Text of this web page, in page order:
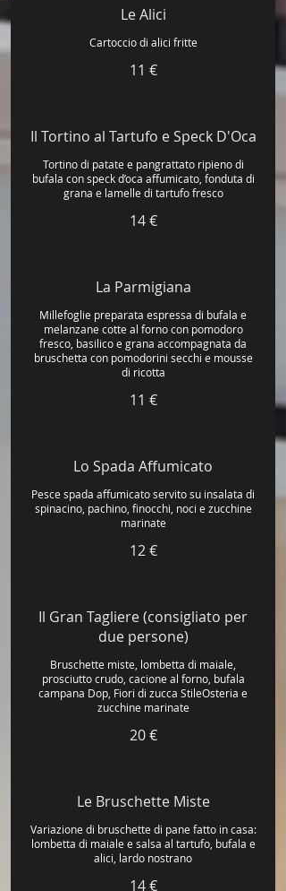
Le Alici
Cartoccio di alici fritte
11 €
Il Tortino al Tartufo e Speck D'Oca
Tortino di patate e pangrattato ripieno di
bufala con speck d’oca affumicato, fonduta di
grana e lamelle di tartufo fresco
14 €
La Parmigiana
Millefoglie preparata espressa di bufala e
melanzane cotte al forno con pomodoro
fresco, basilico e grana accompagnata da
bruschetta con pomodorini secchi e mousse
di ricotta
11 €
Lo Spada Affumicato
Pesce spada affumicato servito su insalata di
spinacino, pachino, finocchi, noci e zucchine
marinate
12 €
Il Gran Tagliere (consigliato per
due persone)
Bruschette miste, lombetta di maiale,
prosciutto crudo, cacione al forno, bufala
campana Dop, Fiori di zucca StileOsteria e
zucchine marinate
20 €
Le Bruschette Miste
Variazione di bruschette di pane fatto in casa:
lombetta di maiale e salsa al tartufo, bufala e
alici, lardo nostrano
14 €